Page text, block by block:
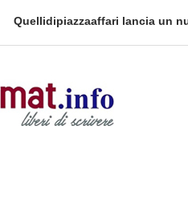
Quellidipiazzaaffari lancia un